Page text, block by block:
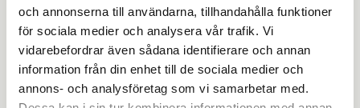
och annonserna till användarna, tillhandahålla funktioner
för sociala medier och analysera vår trafik. Vi
vidarebefordrar även sådana identifierare och annan
information från din enhet till de sociala medier och
annons- och analysföretag som vi samarbetar med.
Add to favorites
BUY BUY